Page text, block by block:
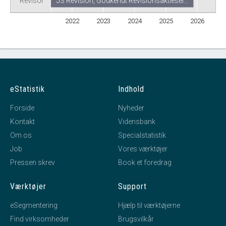
2022 2023 2024 2025 2026
eStatistik
Forside
Kontakt
Om os
Job
Pressen skrev
Indhold
Nyheder
Vidensbank
Specialstatistik
Vores værktøjer
Book et foredrag
Værktøjer
eSegmentering
Find virksomheder
Support
Hjælp til værktøjerne
Brugsvilkår